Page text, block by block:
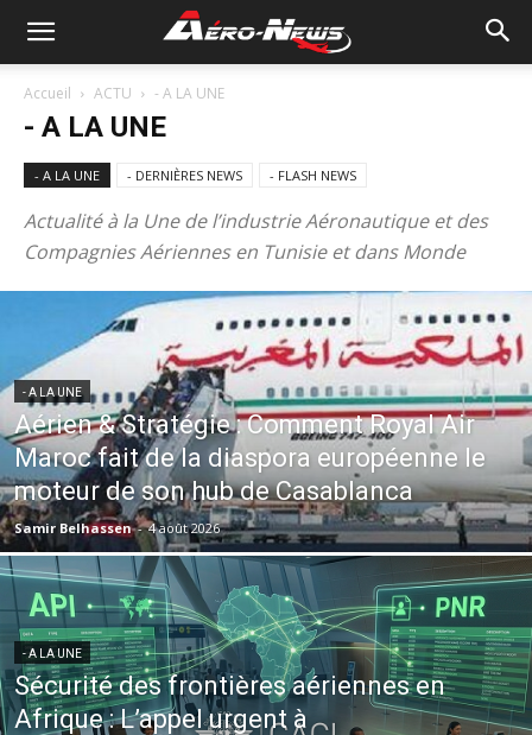
Accueil ACTU - A LA UNE
- A LA UNE
- A LA UNE - DERNIÈRES NEWS - FLASH NEWS
Actualité à la Une de l’industrie Aéronautique et des
Compagnies Aériennes en Tunisie et dans Monde
- A LA UNE
Aérien & Stratégie : Comment Royal Air
Maroc fait de la diaspora européenne le
moteur de son hub de Casablanca
Samir Belhassen - 4 août 2026
- A LA UNE
Sécurité des frontières aériennes en
Afrique : L’appel urgent à